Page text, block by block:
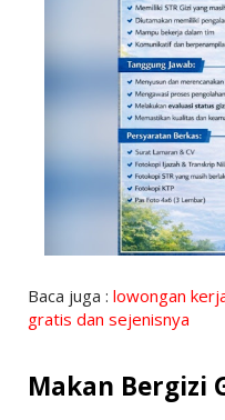
Baca juga : lowongan
gratis dan sejenisnya
Makan Bergizi